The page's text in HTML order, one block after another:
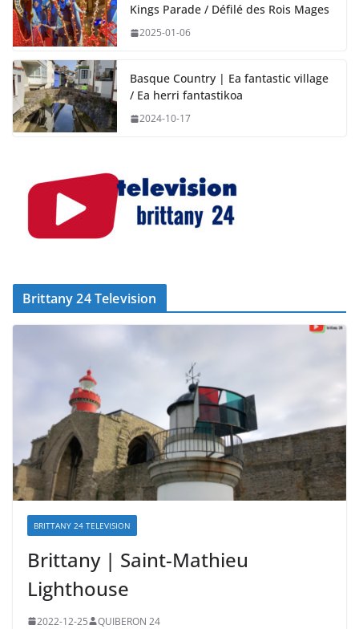
Kings Parade / Défilé des Rois Mages
2025-01-06
Basque Country | Ea fantastic village
/ Ea herri fantastikoa
2024-10-17
Brittany 24 Television
BRITTANY 24 TELEVISION
Brittany | Saint-Mathieu
Lighthouse
2022-12-25 QUIBERON 24